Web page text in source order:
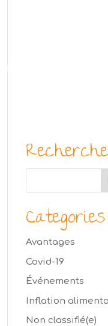
Recherche
Categories
Avantages
Covid-19
Événements
Inflation
Non classifié(e)